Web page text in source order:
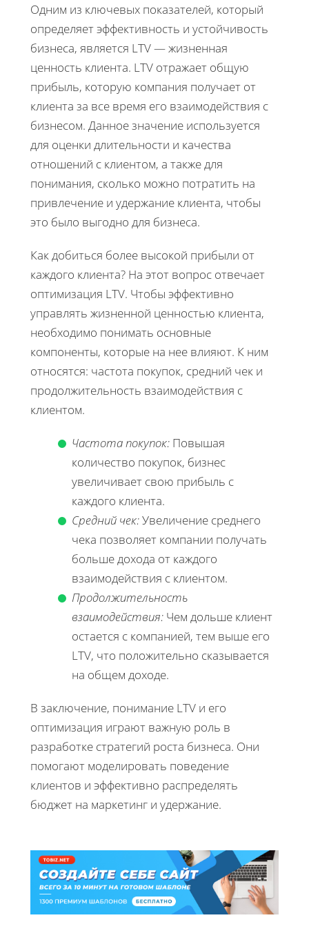
Одним из ключевых показателей, который
определяет эффективность и устойчивость
бизнеса, является LTV — жизненная
ценность клиента. LTV отражает общую
прибыль, которую компания получает от
клиента за все время его взаимодействия с
бизнесом. Данное значение используется
для оценки длительности и качества
отношений с клиентом, а также для
понимания, сколько можно потратить на
привлечение и удержание клиента, чтобы
это было выгодно для бизнеса.
Как добиться более высокой прибыли от
каждого клиента? На этот вопрос отвечает
оптимизация LTV. Чтобы эффективно
управлять жизненной ценностью клиента,
необходимо понимать основные
компоненты, которые на нее влияют. К ним
относятся: частота покупок, средний чек и
продолжительность взаимодействия с
клиентом.
Частота покупок: Повышая
количество покупок, бизнес
увеличивает свою прибыль с
каждого клиента.
Средний чек:Увеличение среднего
чека позволяет компании получать
больше дохода от каждого
взаимодействия с клиентом.
Продолжительность
взаимодействия: Чем дольше клиент
остается с компанией, тем выше его
LTV, что положительно сказывается
на общем доходе.
В заключение, понимание LTV и его
оптимизация играют важную роль в
разработке стратегий роста бизнеса. Они
помогают моделировать поведение
клиентов и эффективно распределять
бюджет на маркетинг и удержание.